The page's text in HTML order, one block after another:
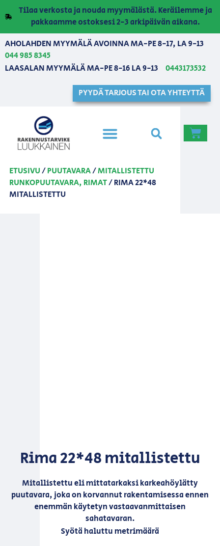
Tilaa verkosta ja nouda myymälästä. Keräilemme ja
pakkaamme ostoksesi 2-3 arkipäivän aikana.
AHOLAHDEN MYYMÄLÄ AVOINNA MA-PE 8-17, LA 9-13
044 985 8345
LAASALAN MYYMÄLÄ MA-PE 8-16 LA 9-13
0443173532
PYYDÄ TARJOUS TAI OTA YHTEYTTÄ
ETUSIVU/PUUTAVARA/MITALLISTETTU
RUNKOPUUTAVARA, RIMAT/ RIMA 22*48
MITALLISTETTU
Rima 22*48 mitallistettu
Mitallistettu eli mittatarkaksi karkeahöylätty
puutavara, joka on korvannut rakentamisessa ennen
enemmän käytetyn vastaavanmittaisen
sahatavaran.
Syötä haluttu metrimäärä